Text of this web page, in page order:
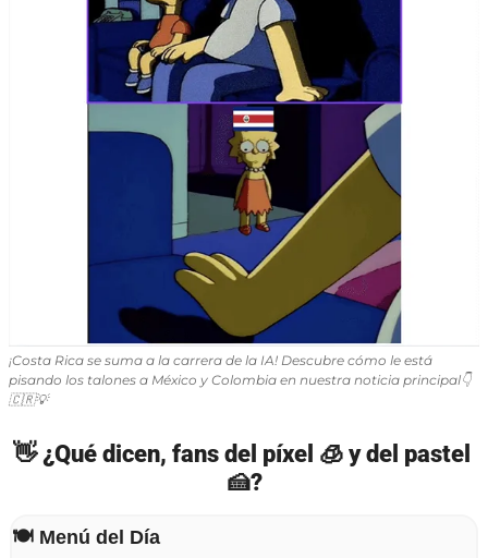
¡Costa Rica se suma a la carrera de la IA! Descubre cómo le está
pisando los talones a México y Colombia en nuestra noticia principal👇
🇨🇷💡
👋 ¿Qué dicen, fans del píxel 🧊
🍰?
🍽️ Menú del Día